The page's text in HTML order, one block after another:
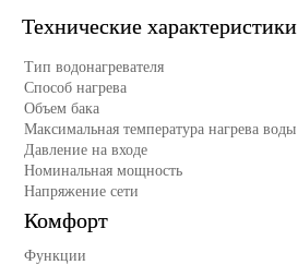
Технические характеристики
Тип водонагревателя
Способ нагрева
Объем бака
Максимальная температура нагрева воды
Давление на входе
Номинальная мощность
Напряжение сети
Комфорт
Функции